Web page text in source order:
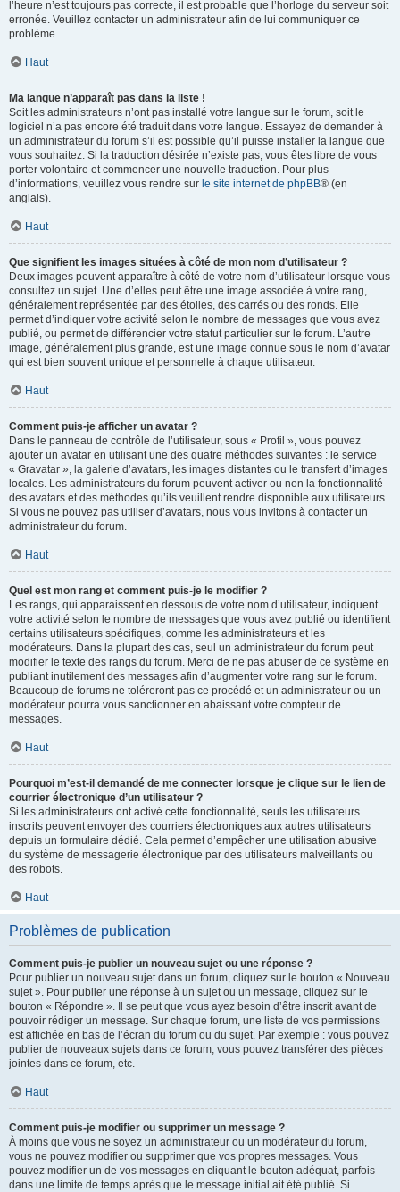
l’heure n’est toujours pas correcte, il est probable que l’horloge du serveur soit
erronée. Veuillez contacter un administrateur afin de lui communiquer ce
problème.
Haut
Ma langue n’apparaît pas dans la liste !
Soit les administrateurs n’ont pas installé votre langue sur le forum, soit le
logiciel n’a pas encore été traduit dans votre langue. Essayez de demander à
un administrateur du forum s’il est possible qu’il puisse installer la langue que
vous souhaitez. Si la traduction désirée n’existe pas, vous êtes libre de vous
porter volontaire et commencer une nouvelle traduction. Pour plus
d’informations, veuillez vous rendre sur le site internet de phpBB® (en
anglais).
Haut
Que signifient les images situées à côté de mon nom d’utilisateur ?
Deux images peuvent apparaître à côté de votre nom d’utilisateur lorsque vous
consultez un sujet. Une d’elles peut être une image associée à votre rang,
généralement représentée par des étoiles, des carrés ou des ronds. Elle
permet d’indiquer votre activité selon le nombre de messages que vous avez
publié, ou permet de différencier votre statut particulier sur le forum. L’autre
image, généralement plus grande, est une image connue sous le nom d’avatar
qui est bien souvent unique et personnelle à chaque utilisateur.
Haut
Comment puis-je afficher un avatar ?
Dans le panneau de contrôle de l’utilisateur, sous « Profil », vous pouvez
ajouter un avatar en utilisant une des quatre méthodes suivantes : le service
« Gravatar », la galerie d’avatars, les images distantes ou le transfert d’images
locales. Les administrateurs du forum peuvent activer ou non la fonctionnalité
des avatars et des méthodes qu’ils veuillent rendre disponible aux utilisateurs.
Si vous ne pouvez pas utiliser d’avatars, nous vous invitons à contacter un
administrateur du forum.
Haut
Quel est mon rang et comment puis-je le modifier ?
Les rangs, qui apparaissent en dessous de votre nom d’utilisateur, indiquent
votre activité selon le nombre de messages que vous avez publié ou identifient
certains utilisateurs spécifiques, comme les administrateurs et les
modérateurs. Dans la plupart des cas, seul un administrateur du forum peut
modifier le texte des rangs du forum. Merci de ne pas abuser de ce système en
publiant inutilement des messages afin d’augmenter votre rang sur le forum.
Beaucoup de forums ne toléreront pas ce procédé et un administrateur ou un
modérateur pourra vous sanctionner en abaissant votre compteur de
messages.
Haut
Pourquoi m’est-il demandé de me connecter lorsque je clique sur le lien de
courrier électronique d’un utilisateur ?
Si les administrateurs ont activé cette fonctionnalité, seuls les utilisateurs
inscrits peuvent envoyer des courriers électroniques aux autres utilisateurs
depuis un formulaire dédié. Cela permet d’empêcher une utilisation abusive
du système de messagerie électronique par des utilisateurs malveillants ou
des robots.
Haut
Problèmes de publication
Comment puis-je publier un nouveau sujet ou une réponse ?
Pour publier un nouveau sujet dans un forum, cliquez sur le bouton « Nouveau
sujet ». Pour publier une réponse à un sujet ou un message, cliquez sur le
bouton « Répondre ». Il se peut que vous ayez besoin d’être inscrit avant de
pouvoir rédiger un message. Sur chaque forum, une liste de vos permissions
est affichée en bas de l’écran du forum ou du sujet. Par exemple : vous pouvez
publier de nouveaux sujets dans ce forum, vous pouvez transférer des pièces
jointes dans ce forum, etc.
Haut
Comment puis-je modifier ou supprimer un message ?
À moins que vous ne soyez un administrateur ou un modérateur du forum,
vous ne pouvez modifier ou supprimer que vos propres messages. Vous
pouvez modifier un de vos messages en cliquant le bouton adéquat, parfois
dans une limite de temps après que le message initial ait été publié. Si